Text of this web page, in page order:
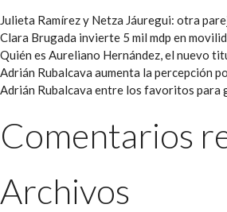
Julieta Ramírez y Netza Jáuregui: otra
Clara Brugada invierte 5 mil mdp en
Quién es Aureliano Hernández, el nuevo
Adrián Rubalcava aumenta la percepción
Adrián Rubalcava entre los favoritos para
Comentarios
Archivos